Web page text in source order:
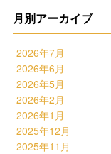
月別アーカイブ
2026年7月
2026年6月
2026年5月
2026年2月
2026年1月
2025年12月
2025年11月